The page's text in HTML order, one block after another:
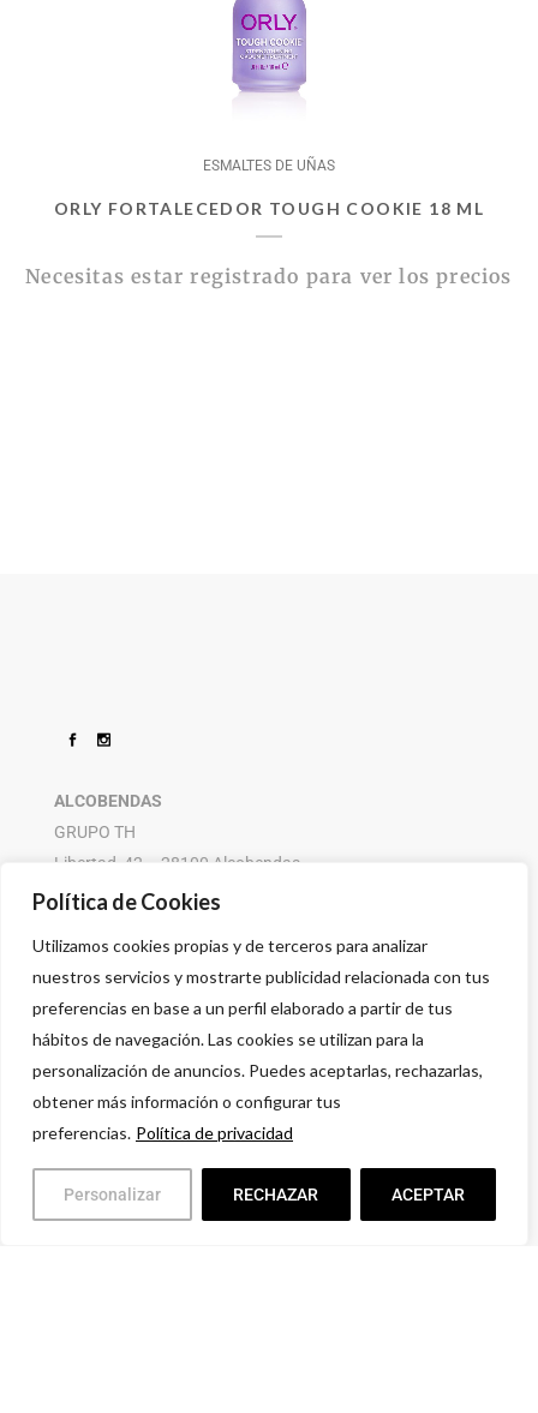
Política de Cookies
Utilizamos cookies propias y de terceros para analizar
nuestros servicios y mostrarte publicidad relacionada con tus
preferencias en base a un perfil elaborado a partir de tus
hábitos de navegación. Las cookies se utilizan para la
personalización de anuncios. Puedes aceptarlas, rechazarlas,
obtener más información o configurar tus
preferencias. Política de privacidad
Personalizar RECHAZAR ACEPTAR
ESMALTES DE UÑAS
ORLY FORTALECEDOR TOUGH COOKIE 18 ML
Necesitas estar registrado para ver los precios
ALCOBENDAS
GRUPO TH
Libertad, 42 – 28100 Alcobendas
916 614 580 – 608 505 532